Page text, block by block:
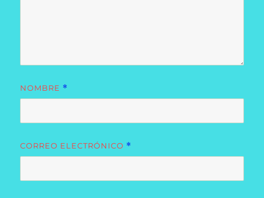
NOMBRE *
CORREO ELECTRÓNICO *